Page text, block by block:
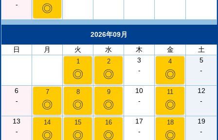
-
◎
2026年09月
日
月 火 水 木 金 土
1
◎
2
◎
3
-
4
◎
5
-
6
-
7
◎
8
◎
9
◎
10
-
11
◎
12
-
13
-
14
◎
15
◎
16
◎
17
-
18
◎
19
-